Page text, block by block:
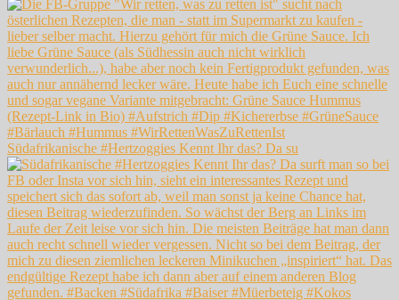
Südafrikanische #Hertzoggies Kennt Ihr das? Da su